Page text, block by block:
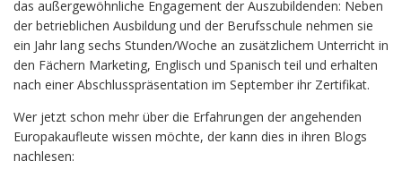
das außergewöhnliche Engagement der Auszubildenden: Neben
der betrieblichen Ausbildung und der Berufsschule nehmen sie
ein Jahr lang sechs Stunden/Woche an zusätzlichem Unterricht in
den Fächern Marketing, Englisch und Spanisch teil und erhalten
nach einer Abschlusspräsentation im September ihr Zertifikat.
Wer jetzt schon mehr über die Erfahrungen der angehenden
Europakaufleute wissen möchte, der kann dies in ihren Blogs
nachlesen: